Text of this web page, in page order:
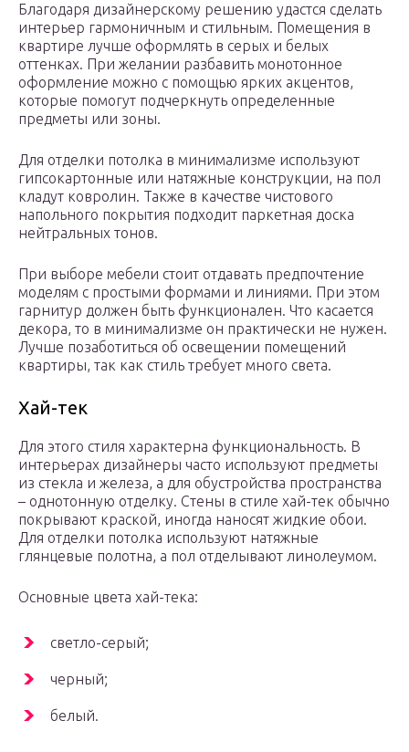
Благодаря дизайнерскому решению удастся сделать
интерьер гармоничным и стильным. Помещения в
квартире лучше оформлять в серых и белых
оттенках. При желании разбавить монотонное
оформление можно с помощью ярких акцентов,
которые помогут подчеркнуть определенные
предметы или зоны.
Для отделки потолка в минимализме используют
гипсокартонные или натяжные конструкции, на пол
кладут ковролин. Также в качестве чистового
напольного покрытия подходит паркетная доска
нейтральных тонов.
При выборе мебели стоит отдавать предпочтение
моделям с простыми формами и линиями. При этом
гарнитур должен быть функционален. Что касается
декора, то в минимализме он практически не нужен.
Лучше позаботиться об освещении помещений
квартиры, так как стиль требует много света.
Хай-тек
Для этого стиля характерна функциональность. В
интерьерах дизайнеры часто используют предметы
из стекла и железа, а для обустройства пространства
– однотонную отделку. Стены в стиле хай-тек обычно
покрывают краской, иногда наносят жидкие обои.
Для отделки потолка используют натяжные
глянцевые полотна, а пол отделывают линолеумом.
Основные цвета хай-тека:
светло-серый;
черный;
белый.